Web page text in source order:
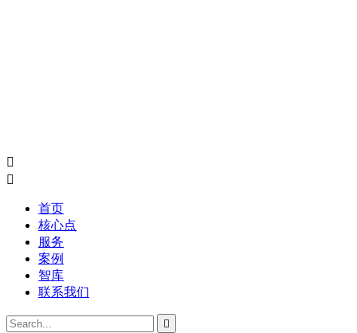


首页
核心点
服务
案例
智库
联系我们
